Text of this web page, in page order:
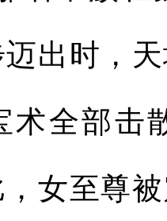
出时，
术全部击
女至尊